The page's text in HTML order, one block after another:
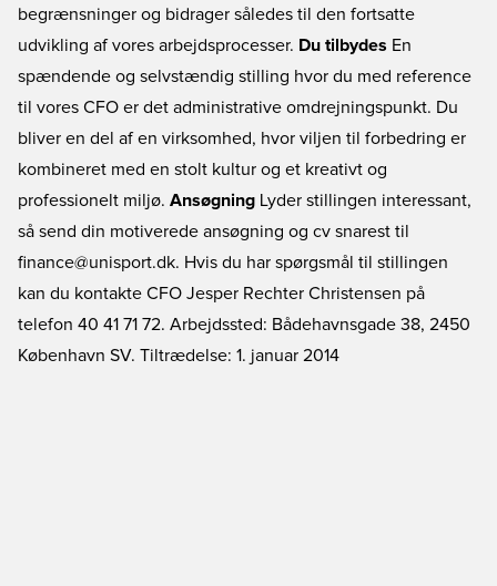
begrænsninger og bidrager således til den fortsatte
udvikling af vores arbejdsprocesser. Du tilbydes En
spændende og selvstændig stilling hvor du med reference
til vores CFO er det administrative omdrejningspunkt. Du
bliver en del af en virksomhed, hvor viljen til forbedring er
kombineret med en stolt kultur og et kreativt og
professionelt miljø. Ansøgning Lyder stillingen interessant,
så send din motiverede ansøgning og cv snarest til
finance@unisport.dk. Hvis du har spørgsmål til stillingen
kan du kontakte CFO Jesper Rechter Christensen på
telefon 40 41 71 72. Arbejdssted: Bådehavnsgade 38, 2450
København SV. Tiltrædelse: 1. januar 2014